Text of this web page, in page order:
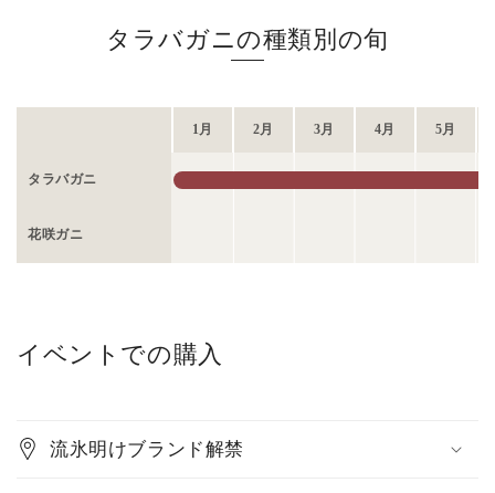
タラバガニの種類別の旬
1月 2月 3月 4月 5月
タラバガニ
花咲ガニ
イベントでの購入
流氷明けブランド解禁